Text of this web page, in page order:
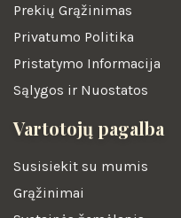
Prekių Grąžinimas
Privatumo Politika
Pristatymo Informacija
Sąlygos ir Nuostatos
Vartotojų pagalba
Susisiekit su mumis
Grąžinimai